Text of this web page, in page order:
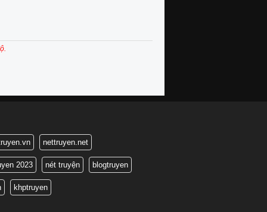
nettruyen.net
2023 nét truyện blogtruyen
khptruyen